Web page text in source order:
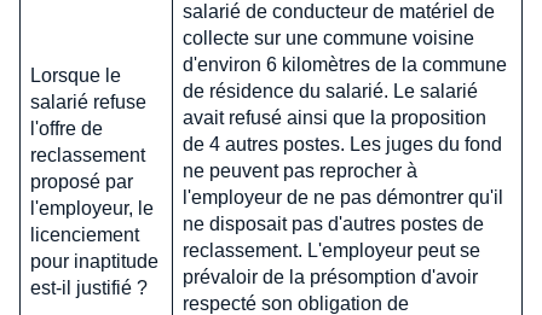
Lorsque le
salarié refuse
l'offre de
reclassement
proposé par
l'employeur, le
licenciement
pour inaptitude
est-il justifié ?
salarié de conducteur de matériel de
collecte sur une commune voisine
d'environ 6 kilomètres de la commune
de résidence du salarié. Le salarié
avait refusé ainsi que la proposition
de 4 autres postes. Les juges du fond
ne peuvent pas reprocher à
l'employeur de ne pas démontrer qu'il
ne disposait pas d'autres postes de
reclassement. L'employeur peut se
prévaloir de la présomption d'avoir
respecté son obligation de